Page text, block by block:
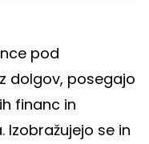
pod
dolgov, posegajo
financ in
se in